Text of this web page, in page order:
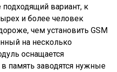
вариант, к
и более человек
чем установить GSM
на несколько
оснащается
в память заводятся нужные